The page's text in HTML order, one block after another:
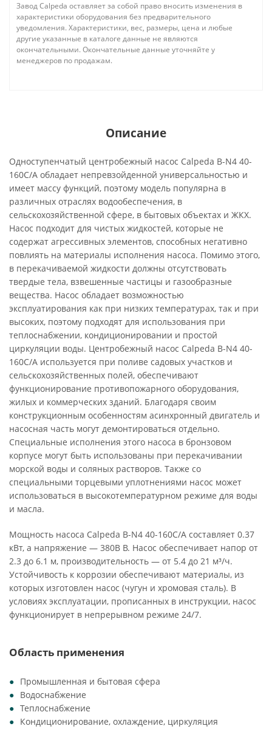
Завод Calpeda оставляет за собой право вносить изменения в
характеристики оборудования без предварительного
уведомления. Характеристики, вес, размеры, цена и любые
другие указанные в каталоге данные не являются
окончательными. Окончательные данные уточняйте у
менеджеров по продажам.
Описание
Одноступенчатый центробежный насос Calpeda B-N4 40-
160C/A обладает непревзойденной универсальностью и
имеет массу функций, поэтому модель популярна в
различных отраслях водообеспечения, в
сельскохозяйственной сфере, в бытовых объектах и ЖКХ.
Насос подходит для чистых жидкостей, которые не
содержат агрессивных элементов, способных негативно
повлиять на материалы исполнения насоса. Помимо этого,
в перекачиваемой жидкости должны отсутствовать
твердые тела, взвешенные частицы и газообразные
вещества. Насос обладает возможностью
эксплуатирования как при низких температурах, так и при
высоких, поэтому подходят для использования при
теплоснабжении, кондиционировании и простой
циркуляции воды. Центробежный насос Calpeda B-N4 40-
160C/A используется при поливе садовых участков и
сельскохозяйственных полей, обеспечивают
функционирование противопожарного оборудования,
жилых и коммерческих зданий. Благодаря своим
конструкционным особенностям асинхронный двигатель и
насосная часть могут демонтироваться отдельно.
Специальные исполнения этого насоса в бронзовом
корпусе могут быть использованы при перекачивании
морской воды и соляных растворов. Также со
специальными торцевыми уплотнениями насос может
использоваться в высокотемпературном режиме для воды
и масла.
Мощность насоса Calpeda B-N4 40-160C/A составляет 0.37
кВт, а напряжение — 380В В. Насос обеспечивает напор от
2.3 до 6.1 м, производительность — от 5.4 до 21 м³/ч.
Устойчивость к коррозии обеспечивают материалы, из
которых изготовлен насос (чугун и хромовая сталь). В
условиях эксплуатации, прописанных в инструкции, насос
функционирует в непрерывном режиме 24/7.
Область применения
Промышленная и бытовая сфера
Водоснабжение
Теплоснабжение
Кондиционирование, охлаждение, циркуляция